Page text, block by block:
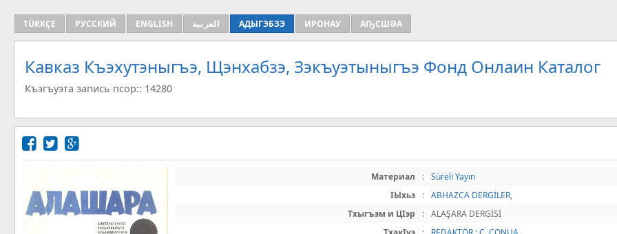
TÜRKÇE РУССКИЙ ENGLISH العربية АДЫГЭБЗЭ ИРОНАУ АҦСШӘА
Кавказ Къэхутэныгъэ, Щэнхабзэ, Зэкъуэтыныгъэ Фонд Онлаин Каталог
Къэгъуэта запись псор:: 14280
Материал :
Süreli Yayın
IЫхьэ
: ABHAZCA DERGİLER,
Тхыгъэм и ЦIэр
:
ALAŞARA DERGİSİ